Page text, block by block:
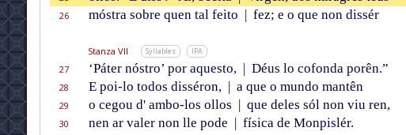
26
móstra sobre quen tal feito | fez; e o que non dissér
Stanza VII Syllables IPA
27 ‘Páter nóstro’ por aquesto, | Déus lo cofonda porên.”
28
E poi-lo todos disséron, | a que o mundo mantên
29
o cegou d' ambo-los ollos | que deles sól non viu ren,
30
nen ar valer non lle pode | física de Monpislér.